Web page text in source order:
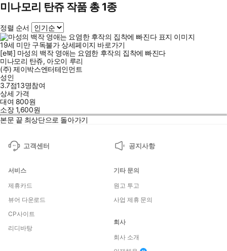
미나모리 탄쥬 작품 총 1종
정렬 순서
19세 미만 구독불가 상세페이지 바로가기
[e북] 마성의 백작 영애는 요염한 후작의 집착에 빠진다
미나모리 탄쥬, 아오이 루리
(주) 제이박스엔터테인먼트
성인
3.7점13명참여
상세 가격
대여 800원
소장1,600원
본문 끝 최상단으로 돌아가기
고객센터 공지사항
서비스
제휴카드
뷰어 다운로드
CP사이트
리디바탕
기타 문의
원고 투고
사업 제휴 문의
회사
회사 소개